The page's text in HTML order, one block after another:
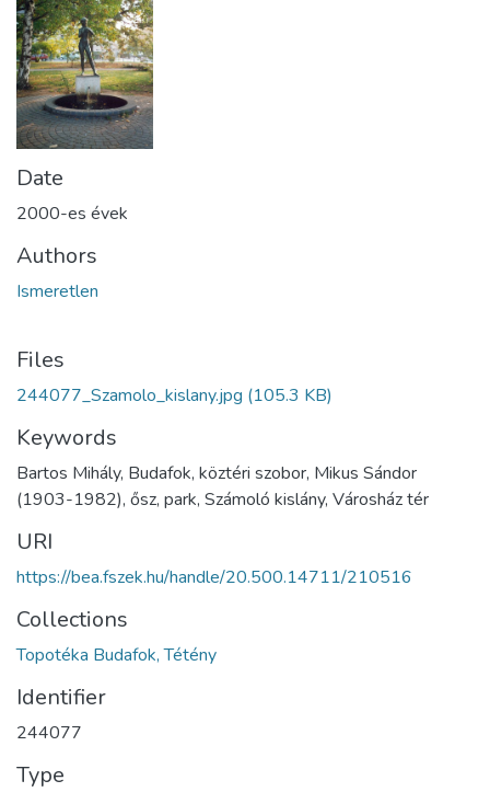
Date
2000-es évek
Authors
Ismeretlen
Files
244077_Szamolo_kislany.jpg (105.3 KB)
Keywords
Bartos Mihály, Budafok, köztéri szobor, Mikus Sándor
(1903-1982), ősz, park, Számoló kislány, Városház tér
URI
https://bea.fszek.hu/handle/20.500.14711/210516
Collections
Topotéka Budafok, Tétény
Identifier
244077
Type